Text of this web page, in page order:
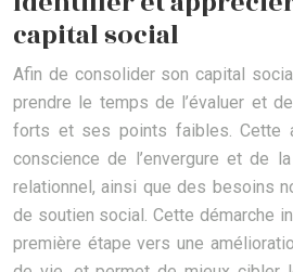
capital social
Afin de consolider son capital
prendre le temps de l’évaluer et
forts et ses points faibles. Cette
conscience de l’envergure et de
relationnel, ainsi que des besoins
de soutien social. Cette démarche
première étape vers une